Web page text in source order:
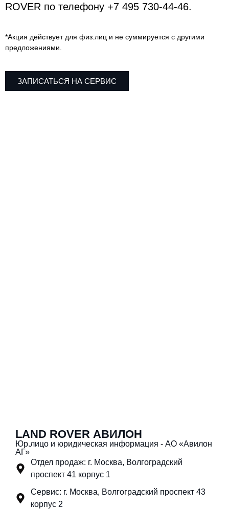
ROVER по телефону +7 495 730-44-46.
*Акция действует для физ.лиц и не суммируется с другими
предложениями.
ЗАПИСАТЬСЯ НА СЕРВИС
LAND ROVER АВИЛОН
Юр.лицо и юридическая информация - АО «Авилон
АГ»
Отдел продаж: г. Москва, Волгоградский
проспект 41 корпус 1
Сервис: г. Москва, Волгоградский проспект 43
корпус 2